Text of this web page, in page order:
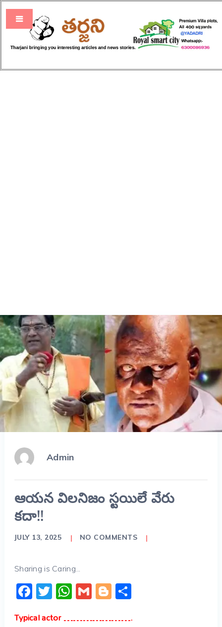
Admin
ఆయన విలనిజం స్టయిలే వేరు
కదా!!
JULY 13, 2025 NO COMMENTS
Sharing is Caring...
Facebook
Twitter
WhatsApp
GmailBlogger
Share
Typical actor ………………….